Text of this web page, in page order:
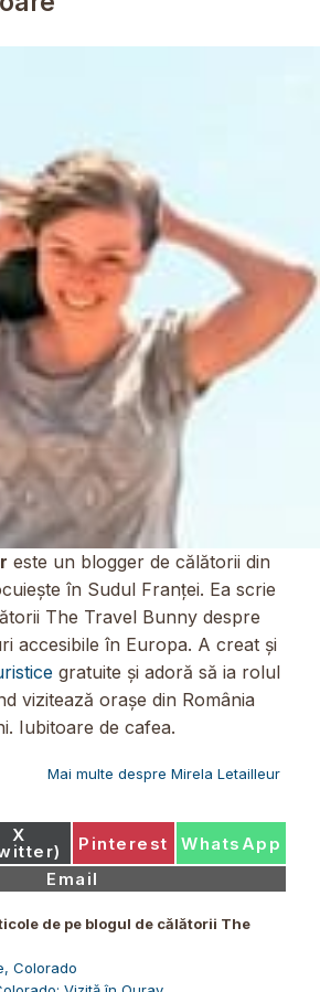
este un blogger de călătorii din
în Sudul Franței. Ea scrie
The Travel Bunny despre
accesibile în Europa. A creat și
gratuite și adoră să ia rolul
vizitează orașe din România
Iubitoare de cafea.
Mai multe despre Mirela Letailleur
Share
on
X Share
on
Pinterest Share
on
WhatsApp
Share
on
Email
de pe blogul de călătorii The
Colorado